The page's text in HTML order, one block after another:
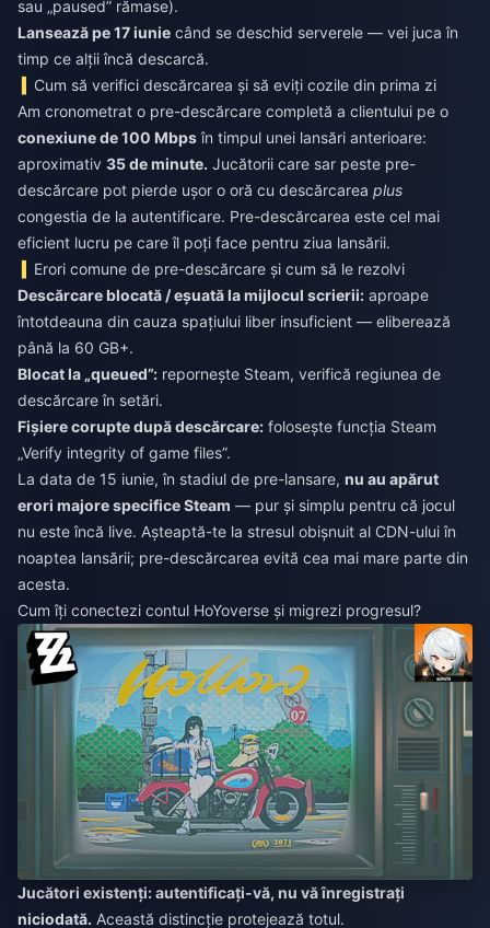
sau „paused” rămase).
Lansează pe 17 iunie când se deschid serverele — vei juca în
timp ce alții încă descarcă.
Cum să verifici descărcarea și să eviți cozile din prima zi
Am cronometrat o pre-descărcare completă a clientului pe o
conexiune de 100 Mbpsîn timpul unei lansări anterioare:
aproximativ 35 de minute. Jucătorii care sar peste pre-
descărcare pot pierde ușor o oră cu descărcarea plus
congestia de la autentificare. Pre-descărcarea este cel mai
eficient lucru pe care îl poți face pentru ziua lansării.
Erori comune de pre-descărcare și cum să le rezolvi
Descărcare blocată / eșuată la mijlocul scrierii: aproape
întotdeauna din cauza spațiului liber insuficient — eliberează
până la 60 GB+.
Blocat la „queued”: repornește Steam, verifică regiunea de
descărcare în setări.
Fișiere corupte după descărcare: folosește funcția Steam
„Verify integrity of game files”.
La data de 15 iunie, în stadiul de pre-lansare, nu au apărut
erori majore specifice Steam — pur și simplu pentru că jocul
nu este încă live. Așteaptă-te la stresul obișnuit al CDN-ului în
noaptea lansării; pre-descărcarea evită cea mai mare parte din
acesta.
Cum îți conectezi contul HoYoverse și migrezi progresul?
Jucători existenți: autentificați-vă, nu vă înregistrați
niciodată. Această distincție protejează totul.